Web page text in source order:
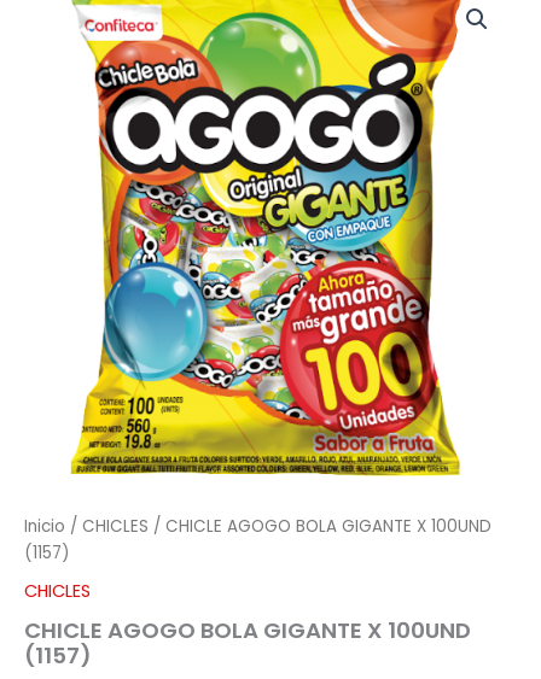
Inicio / CHICLES / CHICLE AGOGO BOLA GIGANTE X 100UND
(1157)
CHICLES
CHICLE AGOGO BOLA GIGANTE X 100UND
(1157)
AGOGO
GIGANTE
cantidad